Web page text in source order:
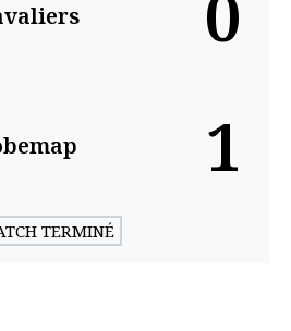
1
TERMINÉ